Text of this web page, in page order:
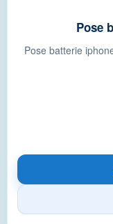
Pose
Pose batterie